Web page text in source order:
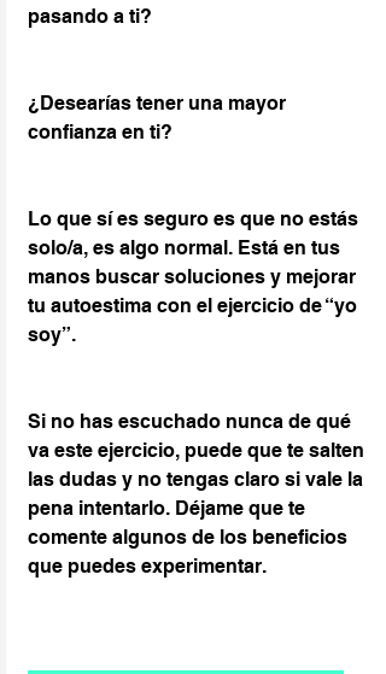
pasando a ti?
¿Desearías tener una mayor
confianza en ti?
Lo que sí es seguro es que no estás
solo/a, es algo normal. Está en tus
manos buscar soluciones y mejorar
tu autoestima con el ejercicio de “yo
soy”.
Si no has escuchado nunca de qué
va este ejercicio, puede que te salten
las dudas y no tengas claro si vale la
pena intentarlo. Déjame que te
comente algunos de los beneficios
que puedes experimentar.